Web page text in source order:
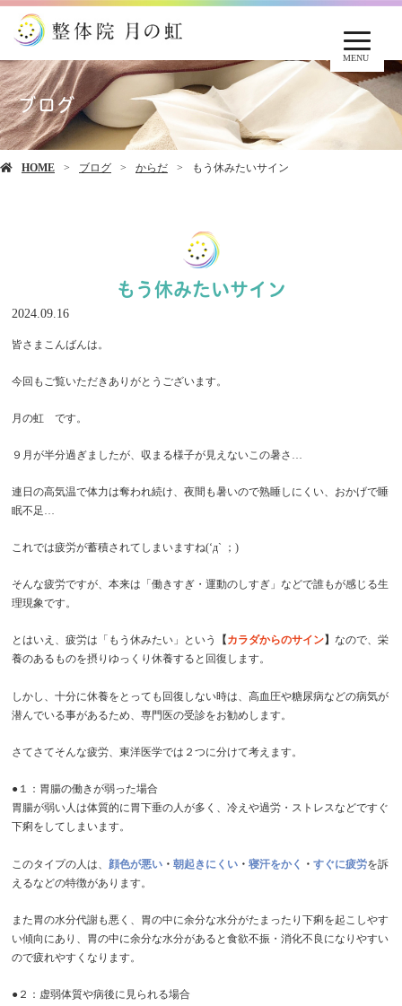
MENU
ブログ
HOME ブログ からだ もう休みたいサイン
もう休みたいサイン
2024.09.16
皆さまこんばんは。
今回もご覧いただきありがとうございます。
月の虹 です。
９月が半分過ぎましたが、収まる様子が見えないこの暑さ…
連日の高気温で体力は奪われ続け、夜間も暑いので熟睡しにくい、おかげで睡
眠不足…
これでは疲労が蓄積されてしまいますね(‘д` ；)
そんな疲労ですが、本来は「働きすぎ・運動のしすぎ」などで誰もが感じる生
理現象です。
とはいえ、疲労は「もう休みたい」という 【カラダからのサイン】 なので、栄
養のあるものを摂りゆっくり休養すると回復します。
しかし、十分に休養をとっても回復しない時は、高血圧や糖尿病などの病気が
潜んでいる事があるため、専門医の受診をお勧めします。
さてさてそんな疲労、東洋医学では２つに分けて考えます。
●１：胃腸の働きが弱った場合
胃腸が弱い人は体質的に胃下垂の人が多く、冷えや過労・ストレスなどですぐ
下痢をしてしまいます。
このタイプの人は、 顔色が悪い・ 朝起きにくい・ 寝汗をかく ・ すぐに疲労を訴
えるなどの特徴があります。
また胃の水分代謝も悪く、胃の中に余分な水分がたまったり下痢を起こしやす
い傾向にあり、胃の中に余分な水分があると食欲不振・消化不良になりやすい
ので疲れやすくなります。
●２：虚弱体質や病後に見られる場合